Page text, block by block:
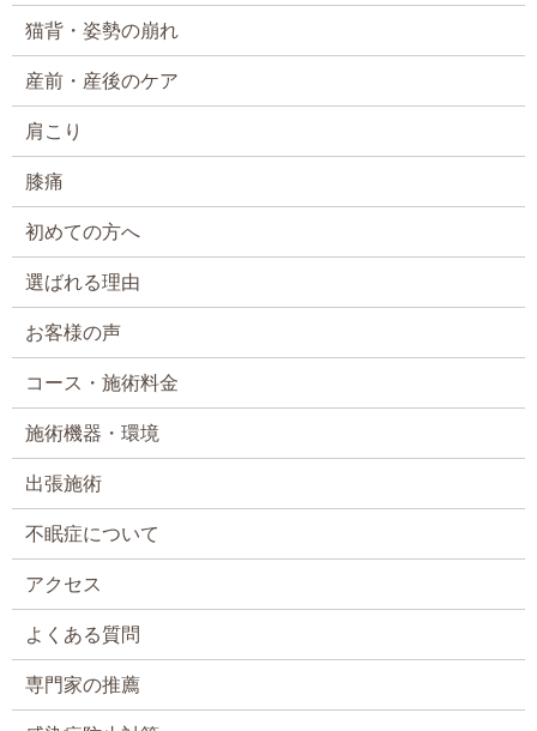
猫背・姿勢の崩れ
産前・産後のケア
肩こり
膝痛
初めての方へ
選ばれる理由
お客様の声
コース・施術料金
施術機器・環境
出張施術
不眠症について
アクセス
よくある質問
専門家の推薦